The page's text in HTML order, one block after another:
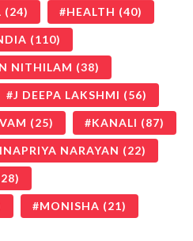
(24) HEALTH (40)
(110)
NITHILAM (38)
J DEEPA LAKSHMI (56)
(25) KANALI (87)
NARAYAN (22)
MONISHA (21)